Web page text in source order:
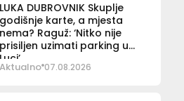
LUKA DUBROVNIK Skuplje
godišnje karte, a mjesta
nema? Raguž: ‘Nitko nije
prisiljen uzimati parking u
Luci’
Aktualno 07.08.2026